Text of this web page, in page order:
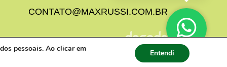
Contato Via
CONTATO@MAXRUSSI.COM.BR
pessoais. Ao clicar em
Entendi